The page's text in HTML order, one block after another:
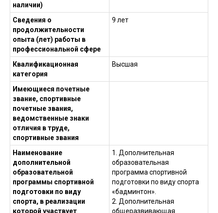
наличии)
Сведения о
продолжительности
опыта (лет) работы в
профессиональной сфере
9 лет
Квалификационная
категория
Высшая
Имеющиеся почетные
звание, спортивные
почетные звания,
ведомственные знаки
отличия в труде,
спортивные звания
Наименование
дополнительной
образовательной
программы спортивной
подготовки по виду
спорта, в реализации
которой участвует
1. Дополнительная
образовательная
программа спортивной
подготовки по виду спорта
«бадминтон».
2. Дополнительная
общеразвивающая